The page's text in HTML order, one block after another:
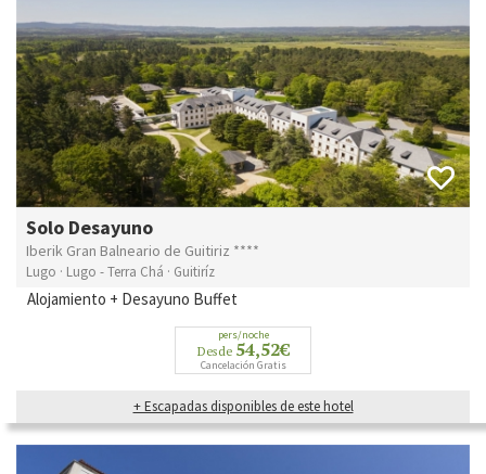
Solo Desayuno
Iberik Gran Balneario de Guitiriz ****
Lugo · Lugo - Terra Chá · Guitiríz
Alojamiento + Desayuno Buffet
pers/noche
Desde 54,52€
Cancelación Gratis
+ Escapadas disponibles de este hotel